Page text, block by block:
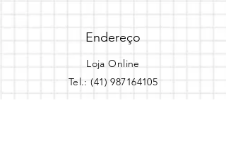
Endereço
Loja Online
Tel.: (41) 987164105